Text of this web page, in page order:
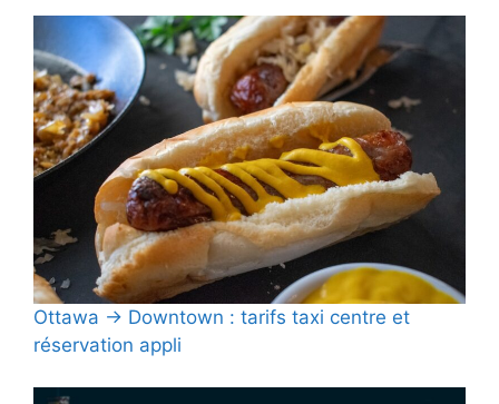
Ottawa → Downtown : tarifs taxi centre et
réservation appli